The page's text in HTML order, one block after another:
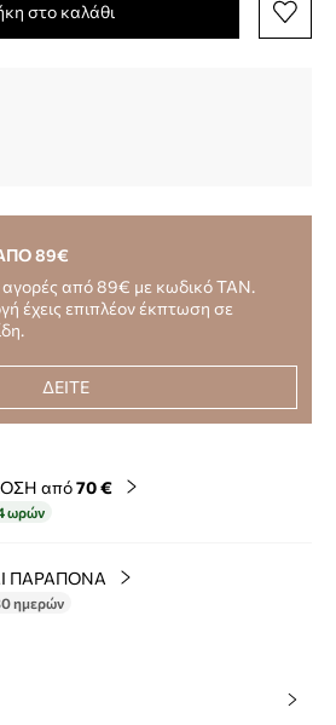
στο καλάθι
89€
από 89€ με κωδικό TAN.
έχεις επιπλέον έκπτωση σε
ΔΕΙΤΕ
από70 €
ωρών
ΠΑΡΑΠΟΝΑ
ημερών